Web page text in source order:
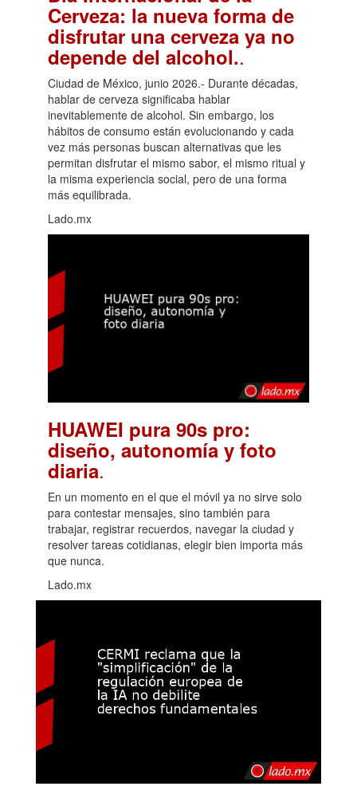
Cerveza: la nueva forma de
disfrutar una cerveza ya no
depende del alcohol..
Ciudad de México, junio 2026.- Durante décadas,
hablar de cerveza significaba hablar
inevitablemente de alcohol. Sin embargo, los
hábitos de consumo están evolucionando y cada
vez más personas buscan alternativas que les
permitan disfrutar el mismo sabor, el mismo ritual y
la misma experiencia social, pero de una forma
más equilibrada.
Lado.mx
HUAWEI pura 90s pro:
diseño, autonomía y foto
diaria.
En un momento en el que el móvil ya no sirve solo
para contestar mensajes, sino también para
trabajar, registrar recuerdos, navegar la ciudad y
resolver tareas cotidianas, elegir bien importa más
que nunca.
Lado.mx